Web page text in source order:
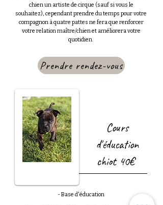
chien un artiste de cirque (sauf si vous le
souhaitez), cependant prendre du temps pour votre
compagnon à quatre pattes ne fera que renforcer
votre relation maître/chien et améliorera votre
quotidien.
Prendre rendez-vous
Cours
d'éducation
chiot 40€
- Base d'éducation